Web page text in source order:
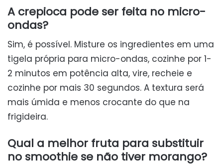
A crepioca pode ser feita no micro-
ondas?
Sim, é possível. Misture os ingredientes em uma
tigela própria para micro-ondas, cozinhe por 1-
2 minutos em potência alta, vire, recheie e
cozinhe por mais 30 segundos. A textura será
mais úmida e menos crocante do que na
frigideira.
Qual a melhor fruta para substituir
no smoothie se não tiver morango?